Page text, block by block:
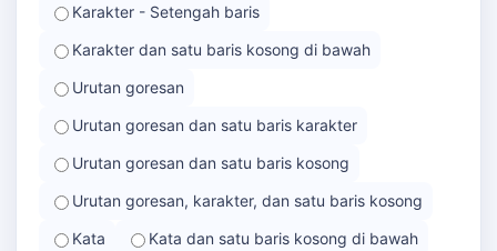
Karakter - Setengah baris
Karakter dan satu baris kosong di bawah
Urutan goresan
Urutan goresan dan satu baris karakter
Urutan goresan dan satu baris kosong
Urutan goresan, karakter, dan satu baris kosong
Kata
Kata dan satu baris kosong di bawah